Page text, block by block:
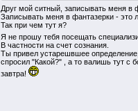
Друг мой ситный, записывать меня в
Записывать меня в фантазерки - это
Так при чем тут я?
Я не прошу тебя посещать
В частности на счет сознания.
Ты привел устарешвшее
спросил "Какой?" , а то валишь тут с
завтра!